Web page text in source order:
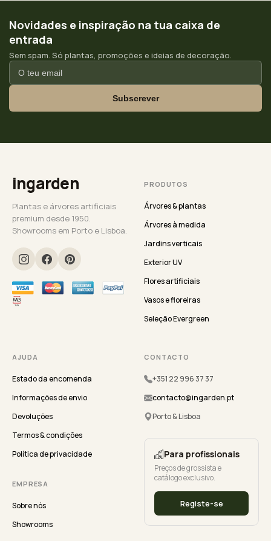
Novidades e inspiração na tua caixa de
entrada
Sem spam. Só plantas, promoções e ideias de decoração.
Subscrever
ingarden
Plantas e árvores artificiais
premium desde 1950.
Showrooms em Porto e Lisboa.
PRODUTOS
Árvores & plantas
Árvores à medida
Jardins verticais
Exterior UV
Flores artificiais
Vasos e floreiras
Seleção Evergreen
AJUDA
Estado da encomenda
Informações de envio
Devoluções
Termos & condições
Política de privacidade
EMPRESA
Sobre nós
Showrooms
CONTACTO
+351 22 996 37 37
contacto@ingarden.pt
Porto & Lisboa
Para profissionais
Preços de grossista e
catálogo exclusivo.
Registe-se